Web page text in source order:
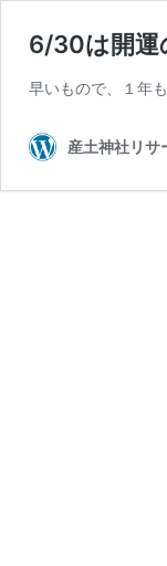
6/30は開運
早いもので、１年
産土神社リ